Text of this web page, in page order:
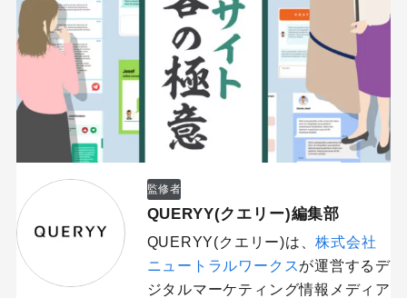
監修者
QUERYY(クエリー)編集部
QUERYY(クエリー)は、株式会社
ニュートラルワークスが運営するデ
ジタルマーケティング情報メディア